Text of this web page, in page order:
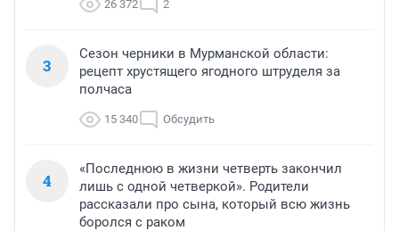
26 372 2
3
Сезон черники в Мурманской области:
рецепт хрустящего ягодного штруделя за
полчаса
15 340 Обсудить
4
«Последнюю в жизни четверть закончил
лишь с одной четверкой». Родители
рассказали про сына, который всю жизнь
боролся с раком